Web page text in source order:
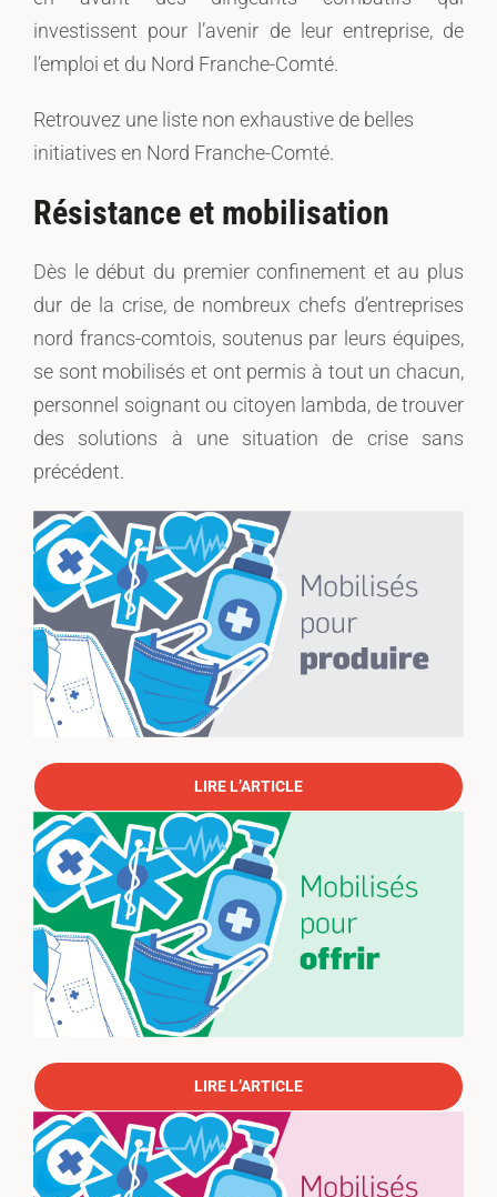
investissent pour l’avenir de leur entreprise, de
l’emploi et du Nord Franche-Comté.
Retrouvez une liste non exhaustive de belles
initiatives en Nord Franche-Comté.
Résistance et mobilisation
Dès le début du premier confinement et au plus
dur de la crise, de nombreux chefs d’entreprises
nord francs-comtois, soutenus par leurs équipes,
se sont mobilisés et ont permis à tout un chacun,
personnel soignant ou citoyen lambda, de trouver
des solutions à une situation de crise sans
précédent.
LIRE L’ARTICLE
LIRE L’ARTICLE